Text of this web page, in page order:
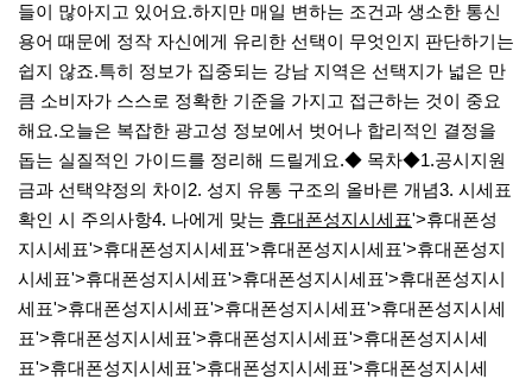
들이 많아지고 있어요.하지만 매일 변하는 조건과 생소한 통신
용어 때문에 정작 자신에게 유리한 선택이 무엇인지 판단하기는
쉽지 않죠.​특히 정보가 집중되는 강남 지역은 선택지가 넓은 만
큼 소비자가 스스로 정확한 기준을 가지고 접근하는 것이 중요
해요.​오늘은 복잡한 광고성 정보에서 벗어나 합리적인 결정을
돕는 실질적인 가이드를 정리해 드릴게요.​◆ 목차◆​1.공시지원
금과 선택약정의 차이2. 성지 유통 구조의 올바른 개념3. 시세표
확인 시 주의사항4. 나에게 맞는 휴대폰성지시세표'>휴대폰성
지시세표'>휴대폰성지시세표'>휴대폰성지시세표'>휴대폰성지
시세표'>휴대폰성지시세표'>휴대폰성지시세표'>휴대폰성지시
세표'>휴대폰성지시세표'>휴대폰성지시세표'>휴대폰성지시세
표'>휴대폰성지시세표'>휴대폰성지시세표'>휴대폰성지시세
표'>휴대폰성지시세표'>휴대폰성지시세표'>휴대폰성지시세